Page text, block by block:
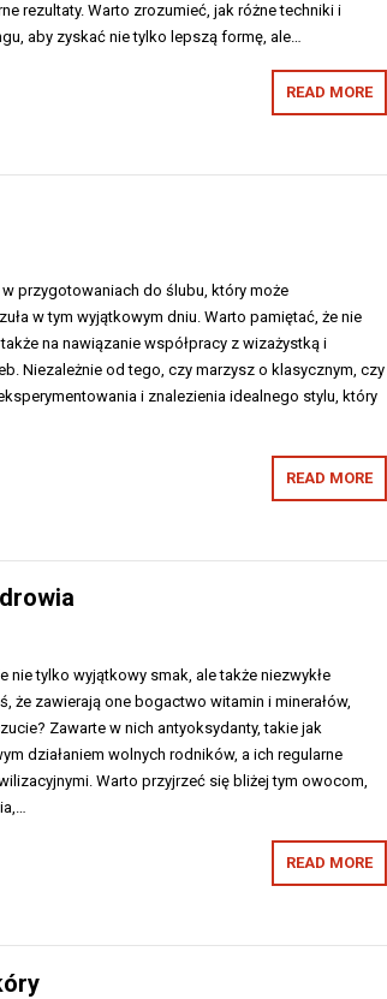
rezultaty. Warto zrozumieć, jak różne techniki i
aby zyskać nie tylko lepszą formę, ale…
READ MORE
przygotowaniach do ślubu, który może
w tym wyjątkowym dniu. Warto pamiętać, że nie
na nawiązanie współpracy z wizażystką i
Niezależnie od tego, czy marzysz o klasycznym, czy
i znalezienia idealnego stylu, który
READ MORE
nie tylko wyjątkowy smak, ale także niezwykłe
że zawierają one bogactwo witamin i minerałów,
Zawarte w nich antyoksydanty, takie jak
działaniem wolnych rodników, a ich regularne
Warto przyjrzeć się bliżej tym owocom,
READ MORE